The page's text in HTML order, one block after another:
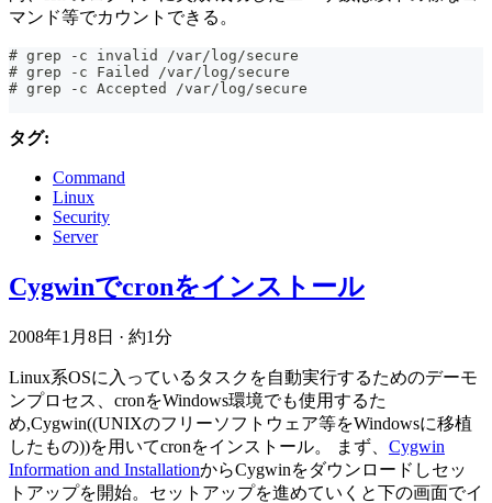
マンド等でカウントできる。
# grep -c invalid /var/log/secure
# grep -c Failed /var/log/secure
# grep -c Accepted /var/log/secure
タグ:
Command
Linux
Security
Server
Cygwinでcronをインストール
2008年1月8日 · 約1分
Linux系OSに入っているタスクを自動実行するためのデーモ
ンプロセス、cronをWindows環境でも使用するた
め,Cygwin((UNIXのフリーソフトウェア等をWindowsに移植
したもの))を用いてcronをインストール。 まず、 Cygwin
Information and InstallationからCygwinをダウンロードしセッ
トアップを開始。セットアップを進めていくと下の画面でイ